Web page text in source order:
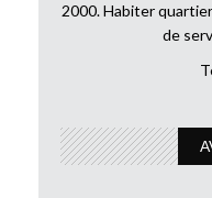
2000. Habiter
de